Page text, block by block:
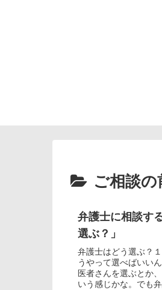
ご相談の
弁護士に相談す
選ぶ？」
弁護士はどう選ぶ？
うやって選べばいい
医者さんを選ぶとか
いう感じかな。でも